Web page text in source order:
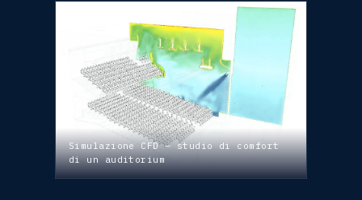
Simulazione CFD — studio di comfort
di un auditorium